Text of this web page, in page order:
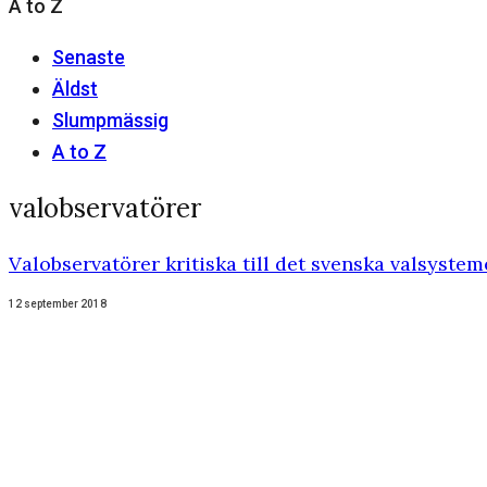
A to Z
Senaste
Äldst
Slumpmässig
A to Z
valobservatörer
Valobservatörer kritiska till det svenska
12 september 2018